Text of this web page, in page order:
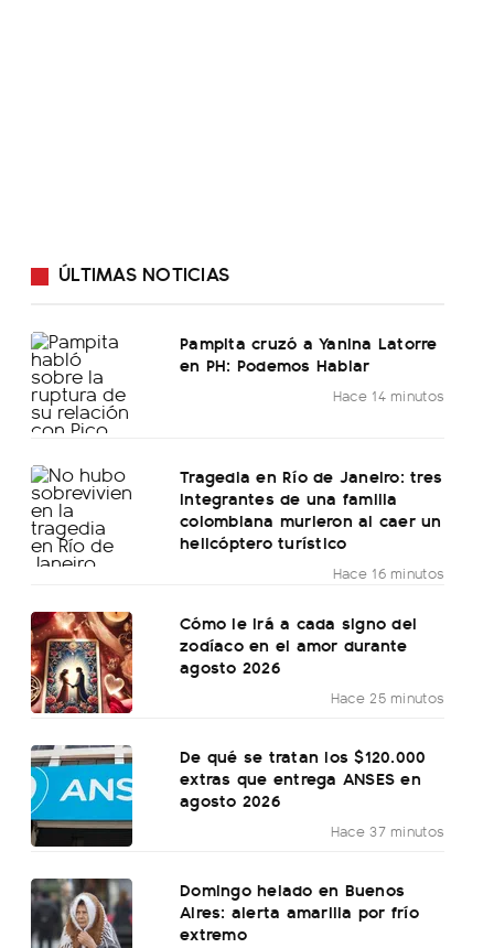
ÚLTIMAS NOTICIAS
Pampita cruzó a Yanina Latorre
en PH: Podemos Hablar
Hace 14 minutos
Tragedia en Río de Janeiro: tres
integrantes de una familia
colombiana murieron al caer un
helicóptero turístico
Hace 16 minutos
Cómo le irá a cada signo del
zodíaco en el amor durante
agosto 2026
Hace 25 minutos
De qué se tratan los $120.000
extras que entrega ANSES en
agosto 2026
Hace 37 minutos
Domingo helado en Buenos
Aires: alerta amarilla por frío
extremo